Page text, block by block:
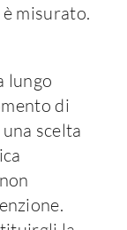
misurato.
lungo
di
scelta